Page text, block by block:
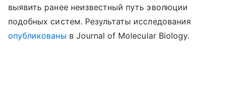
выявить ранее неизвестный путь эволюции
подобных систем. Результаты исследования
опубликованы в Journal of Molecular Biology.